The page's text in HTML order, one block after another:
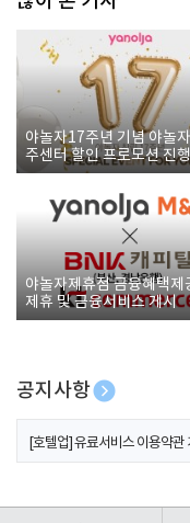
야놀자17주년 기념 야놀
주센터 할인 프로모션 진행
야놀자제휴점 금융혜택제
제휴 및 금융서비스 게시
공지사항
[호텔업] 개인정보 처리방침 개
[호텔업] 유료서비스 이용약관